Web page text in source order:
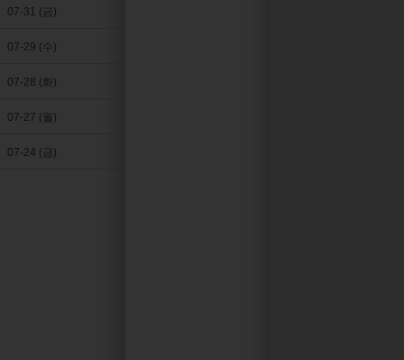
07-31 (금)
07-29 (수)
07-28 (화)
07-27 (월)
07-24 (금)